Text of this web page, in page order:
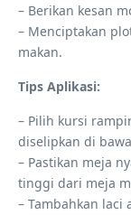
– Berikan kesan
– Menciptakan
makan.
Tips Aplikasi:
– Pilih kursi
diselipkan di
– Pastikan meja
tinggi dari meja
– Tambahkan